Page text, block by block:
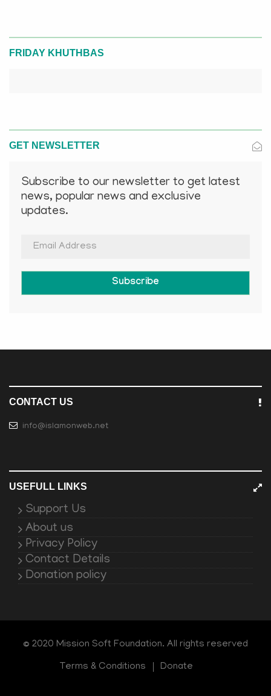
FRIDAY KHUTHBAS
GET NEWSLETTER
Subscribe to our newsletter to get latest
news, popular news and exclusive
updates.
Subscribe
CONTACT US
info@islamonweb.net
USEFULL LINKS
Support Us
About us
Privacy Policy
Contact Details
Donation policy
© 2020 Mission Soft Foundation. All rights reserved
Terms & Conditions Donate